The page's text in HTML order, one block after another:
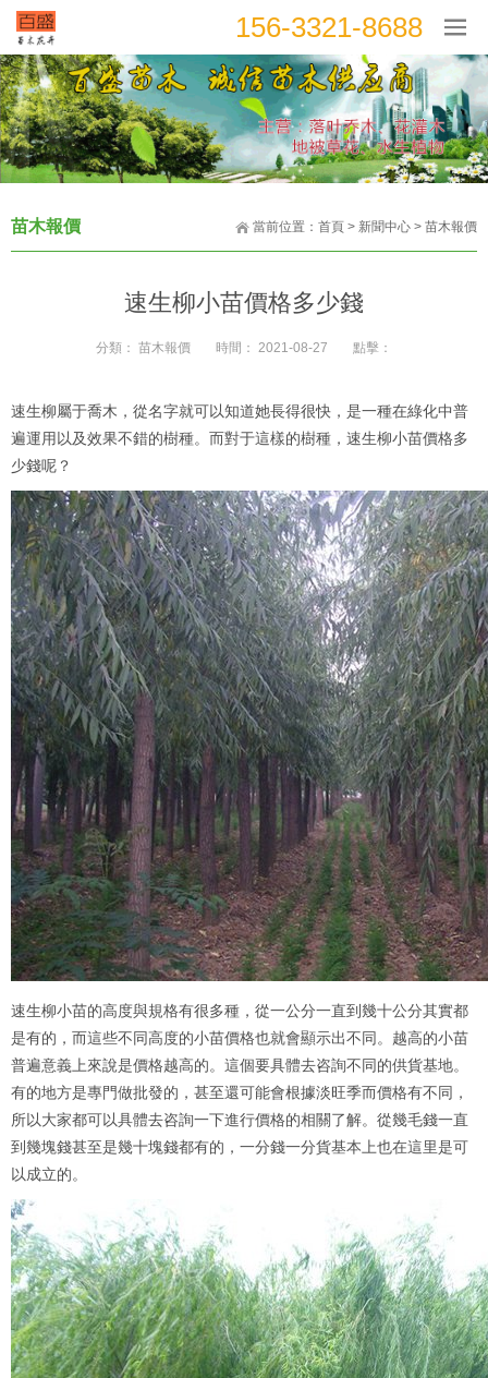
156-3321-8688
當前位置： 首頁 > 新聞中心 > 苗木報價
苗木報價
速生柳小苗價格多少錢
分類： 苗木報價 時間： 2021-08-27 點擊：
速生柳屬于喬木，從名字就可以知道她長得很快，是一種在綠化中普
遍運用以及效果不錯的樹種。而對于這樣的樹種，速生柳小苗價格多
少錢呢？
速生柳小苗的高度與規格有很多種，從一公分一直到幾十公分其實都
是有的，而這些不同高度的小苗價格也就會顯示出不同。越高的小苗
普遍意義上來說是價格越高的。這個要具體去咨詢不同的供貨基地。
有的地方是專門做批發的，甚至還可能會根據淡旺季而價格有不同，
所以大家都可以具體去咨詢一下進行價格的相關了解。從幾毛錢一直
到幾塊錢甚至是幾十塊錢都有的，一分錢一分貨基本上也在這里是可
以成立的。